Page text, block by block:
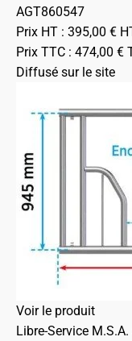
AGT860547
Prix HT : 395,00 €
Prix TTC : 474,00 €
Diffusé sur le site
Voir le produit
Libre-Service